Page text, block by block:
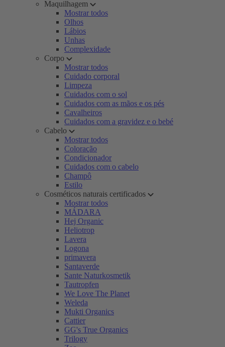
Maquilhagem
Mostrar todos
Olhos
Lábios
Unhas
Complexidade
Corpo
Mostrar todos
Cuidado corporal
Limpeza
Cuidados com o sol
Cuidados com as mãos e os pés
Cavalheiros
Cuidados com a gravidez e o bebé
Cabelo
Mostrar todos
Coloração
Condicionador
Cuidados com o cabelo
Champô
Estilo
Cosméticos naturais certificados
Mostrar todos
MÁDARA
Hej Organic
Heliotrop
Lavera
Logona
primavera
Santaverde
Sante Naturkosmetik
Tautropfen
We Love The Planet
Weleda
Mukti Organics
Cattier
GG's True Organics
Trilogy